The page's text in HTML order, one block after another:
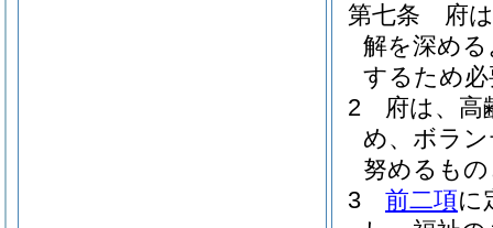
第七条
府
解を深め
するため
2
府は、高
め、ボラ
努めるも
3
前二項に